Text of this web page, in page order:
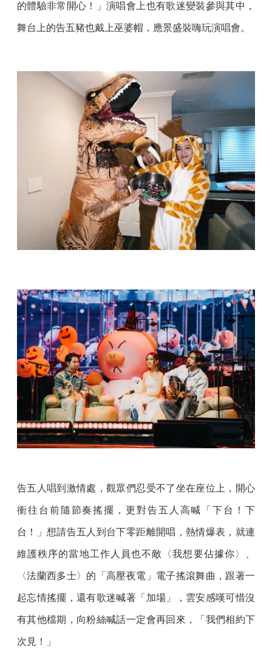
的體驗非常開心！」演唱會上也有歌迷變裝參與其中，
舞台上的告五豬也戴上巫婆帽，應景盛裝嗨玩演唱會。
告五人唱到激情處，觀眾們忍受不了坐在座位上，開心
衝往台前隨節奏搖擺，更對告五人高喊「下台！下
台！」想請告五人到台下零距離開唱，熱情爆表，就連
維護秩序的當地工作人員也不敵〈我想要佔據你〉、
〈法蘭西多士〉的「高壓夜電」電子搖滾舞曲，跟著一
起忘情搖擺，還有歌迷喊著「加場」，雲安感嘆可惜沒
有其他檔期，向粉絲喊話一定會再回來，「我們相約下
次見！」